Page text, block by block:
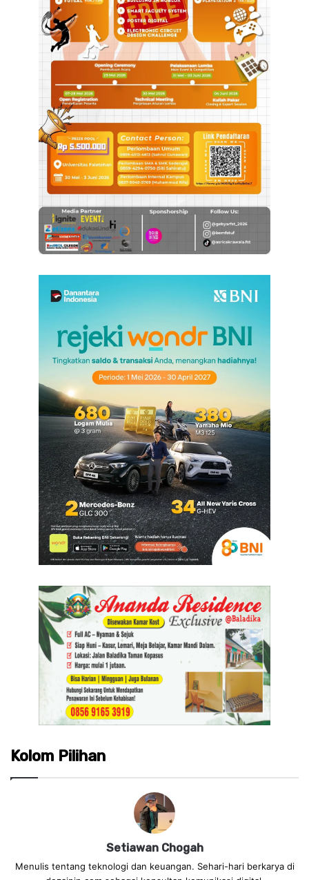
Kolom Pilihan
Setiawan Chogah
Menulis tentang teknologi dan keuangan. Sehari-hari berkarya di